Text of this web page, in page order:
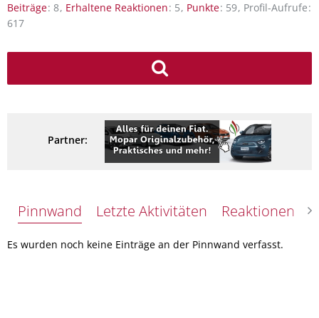
Beiträge 8 Erhaltene Reaktionen 5 Punkte 59 Profil-Aufrufe
617
Partner:
Pinnwand Letzte Aktivitäten Reaktionen
Es wurden noch keine Einträge an der Pinnwand verfasst.